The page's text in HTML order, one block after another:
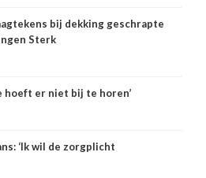
bij dekking geschrapte
Sterk
hoeft er niet bij te horen’
‘Ik wil de zorgplicht